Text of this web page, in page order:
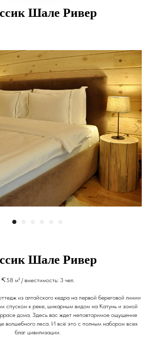
Шале Ривер
Шале Ривер
↸58 м² / вместимость: 3 чел.
из алтайского кедра на первой береговой линии
спуском к реке, шикарным видом на Катунь и зоной
дома. Здесь вас ждет неповторимое ощущение
волшебного леса. И всё это с полным набором всех
благ цивилизации.